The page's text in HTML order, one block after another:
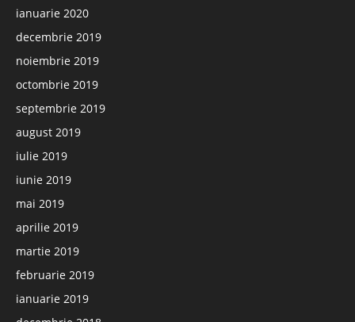
ianuarie 2020
decembrie 2019
noiembrie 2019
octombrie 2019
septembrie 2019
august 2019
iulie 2019
iunie 2019
mai 2019
aprilie 2019
martie 2019
februarie 2019
ianuarie 2019